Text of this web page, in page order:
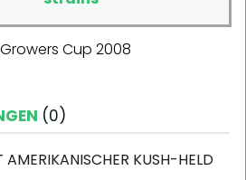
Cup 2008
(0)
KUSH-HELD